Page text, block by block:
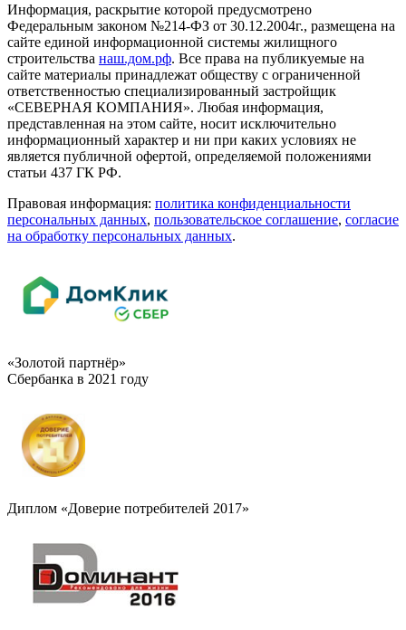
Информация, раскрытие которой предусмотрено
Федеральным законом №214-ФЗ от 30.12.2004г., размещена на
сайте единой информационной системы жилищного
строительства наш.дом.рф. Все права на публикуемые на
сайте материалы принадлежат обществу с ограниченной
ответственностью специализированный застройщик
«СЕВЕРНАЯ КОМПАНИЯ». Любая информация,
представленная на этом сайте, носит исключительно
информационный характер и ни при каких условиях не
является публичной офертой, определяемой положениями
статьи 437 ГК РФ.
Правовая информация: политика конфиденциальности
персональных данных, пользовательское cоглашение, cогласие
на обработку персональных данных.
«Золотой партнёр»
Сбербанка в 2021 году
Диплом «Доверие потребителей 2017»